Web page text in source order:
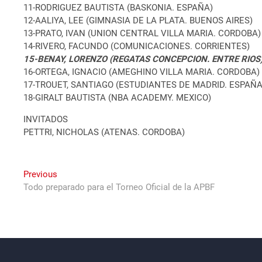
11-RODRIGUEZ BAUTISTA (BASKONIA. ESPAÑA)
12-AALIYA, LEE (GIMNASIA DE LA PLATA. BUENOS AIRES)
13-PRATO, IVAN (UNION CENTRAL VILLA MARIA. CORDOBA)
14-RIVERO, FACUNDO (COMUNICACIONES. CORRIENTES)
15-BENAY, LORENZO (REGATAS CONCEPCION. ENTRE
16-ORTEGA, IGNACIO (AMEGHINO VILLA MARIA. CORDOBA)
17-TROUET, SANTIAGO (ESTUDIANTES DE MADRID.
18-GIRALT BAUTISTA (NBA ACADEMY. MEXICO)
INVITADOS
PETTRI, NICHOLAS (ATENAS. CORDOBA)
Navegación
de
Previous
post:
Todo preparado para el Torneo Oficial de la APBF